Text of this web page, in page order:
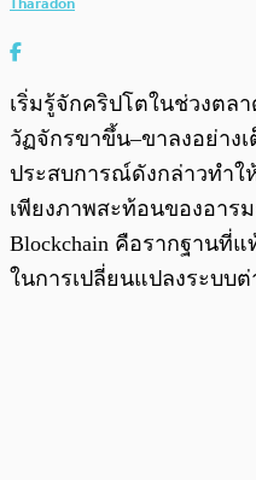
เริ่มรู้จักคริปโตในช่วงตล
วัฏจักรขาขึ้น–ขาลงอย่างเ
ประสบการณ์ดังกล่าวทำใ
เพียงภาพสะท้อนของอา
Blockchain คือรากฐานที่
ในการเปลี่ยนแปลงระบบ